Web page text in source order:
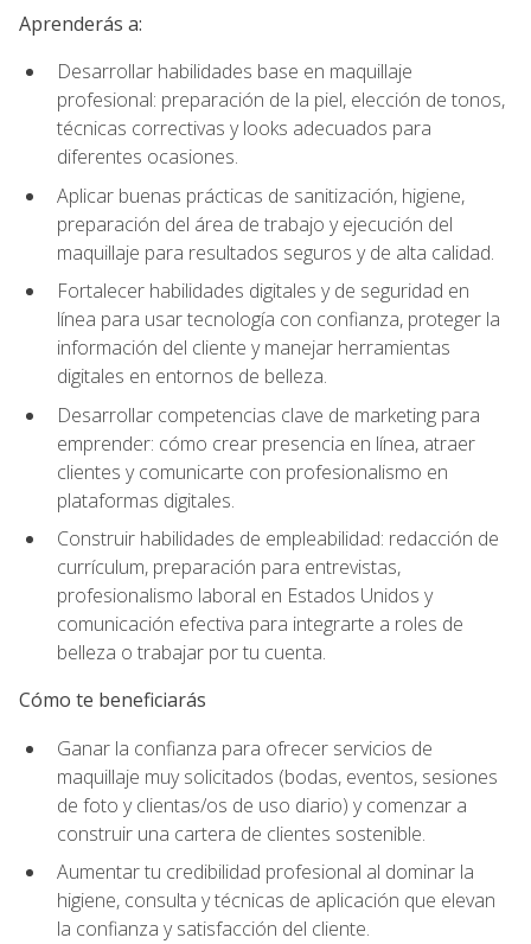
Aprenderás a:
Desarrollar habilidades base en maquillaje
profesional: preparación de la piel, elección de tonos,
técnicas correctivas y looks adecuados para
diferentes ocasiones.
Aplicar buenas prácticas de sanitización, higiene,
preparación del área de trabajo y ejecución del
maquillaje para resultados seguros y de alta calidad.
Fortalecer habilidades digitales y de seguridad en
línea para usar tecnología con confianza, proteger la
información del cliente y manejar herramientas
digitales en entornos de belleza.
Desarrollar competencias clave de marketing para
emprender: cómo crear presencia en línea, atraer
clientes y comunicarte con profesionalismo en
plataformas digitales.
Construir habilidades de empleabilidad: redacción de
currículum, preparación para entrevistas,
profesionalismo laboral en Estados Unidos y
comunicación efectiva para integrarte a roles de
belleza o trabajar por tu cuenta.
Cómo te beneficiarás
Ganar la confianza para ofrecer servicios de
maquillaje muy solicitados (bodas, eventos, sesiones
de foto y clientas/os de uso diario) y comenzar a
construir una cartera de clientes sostenible.
Aumentar tu credibilidad profesional al dominar la
higiene, consulta y técnicas de aplicación que elevan
la confianza y satisfacción del cliente.